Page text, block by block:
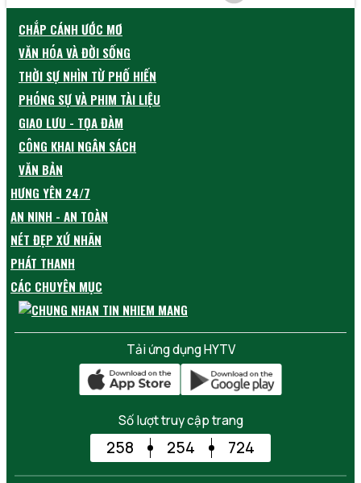
CHẮP CÁNH ƯỚC MƠ
VĂN HÓA VÀ ĐỜI SỐNG
THỜI SỰ NHÌN TỪ PHỐ HIẾN
PHÓNG SỰ VÀ PHIM TÀI LIỆU
GIAO LƯU - TỌA ĐÀM
CÔNG KHAI NGÂN SÁCH
VĂN BẢN
HƯNG YÊN 24/7
AN NINH - AN TOÀN
NÉT ĐẸP XỨ NHÃN
PHÁT THANH
CÁC CHUYÊN MỤC
Tải ứng dụng HYTV
Số lượt truy cập trang
258 254 724